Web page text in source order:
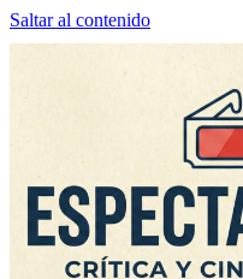
Saltar al contenido